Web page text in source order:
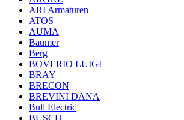
ARI Armaturen
ATOS
AUMA
Baumer
Berg
BOVERIO LUIGI
BRAY
BRECON
BREVINI DANA
Bull Electric
BUSCH